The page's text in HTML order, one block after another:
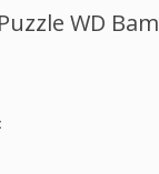
WD